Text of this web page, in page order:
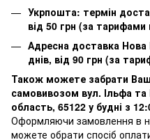
Укрпошта: термін
від 50 грн (за тарифами
Адресна доставка
днів, від 90 грн (за
Також можете забрати
самовивозом вул. Ільфа
область, 65122 у будні з
Оформляючи замовлення в
можете обрати спосіб